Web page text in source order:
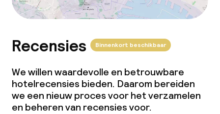
Recensies Binnenkort beschikbaar
We willen waardevolle en betrouwbare
hotelrecensies bieden. Daarom bereiden
we een nieuw proces voor het verzamelen
en beheren van recensies voor.